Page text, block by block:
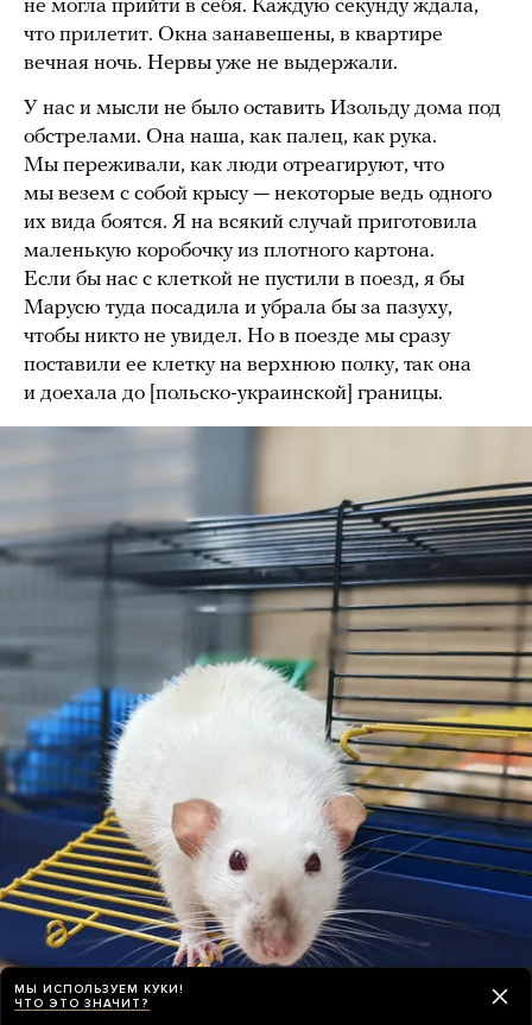
не могла прийти в себя. Каждую секунду ждала,
что прилетит. Окна занавешены, в квартире
вечная ночь. Нервы уже не выдержали.
У нас и мысли не было оставить Изольду дома под
обстрелами. Она наша, как палец, как рука.
Мы переживали, как люди отреагируют, что
мы везем с собой крысу — некоторые ведь одного
их вида боятся. Я на всякий случай приготовила
маленькую коробочку из плотного картона.
Если бы нас с клеткой не пустили в поезд, я бы
Марусю туда посадила и убрала бы за пазуху,
чтобы никто не увидел. Но в поезде мы сразу
поставили ее клетку на верхнюю полку, так она
и доехала до [польско-украинской] границы.
МЫ ИСПОЛЬЗУЕМ КУКИ!
ЧТО ЭТО ЗНАЧИТ?